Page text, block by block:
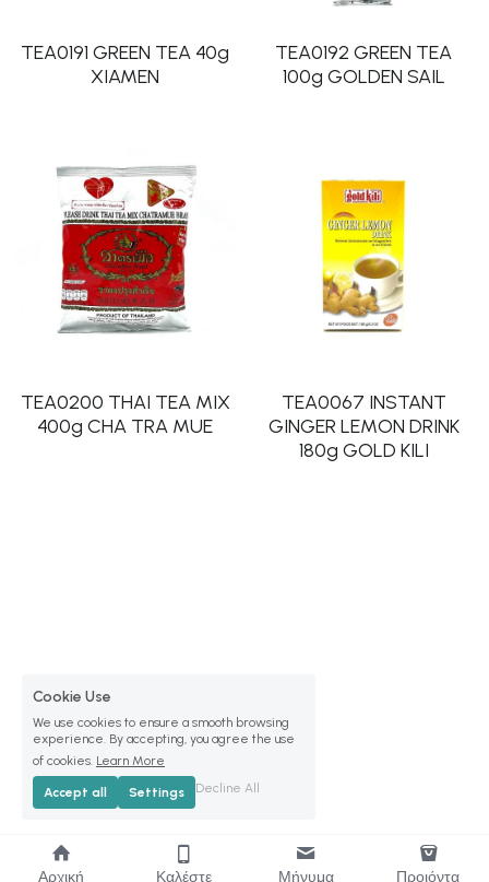
TEA0191 GREEN TEA 40g
XIAMEN
TEA0192 GREEN TEA
100g GOLDEN SAIL
TEA0200 THAI TEA MIX
400g CHA TRA MUE
TEA0067 INSTANT
GINGER LEMON DRINK
180g GOLD KILI
Αρχική Καλέστε Μήνυμα Προιόντα
Cookie Use
We use cookies to ensure a smooth browsing
experience. By accepting, you agree the use
of cookies. Learn More
Accept all Settings Decline All